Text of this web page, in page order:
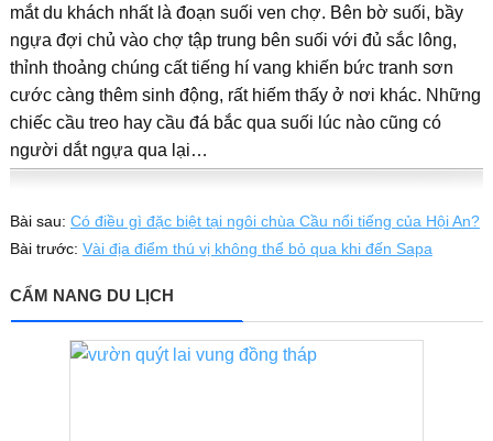
mắt du khách nhất là đoạn suối ven chợ. Bên bờ suối, bầy
ngựa đợi chủ vào chợ tập trung bên suối với đủ sắc lông,
thỉnh thoảng chúng cất tiếng hí vang khiến bức tranh sơn
cước càng thêm sinh động, rất hiếm thấy ở nơi khác. Những
chiếc cầu treo hay cầu đá bắc qua suối lúc nào cũng có
người dắt ngựa qua lại…
Bài sau: Có điều gì đặc biệt tại ngôi chùa Cầu nổi tiếng của Hội An?
Bài trước: Vài địa điểm thú vị không thể bỏ qua khi đến Sapa
CẨM NANG DU LỊCH